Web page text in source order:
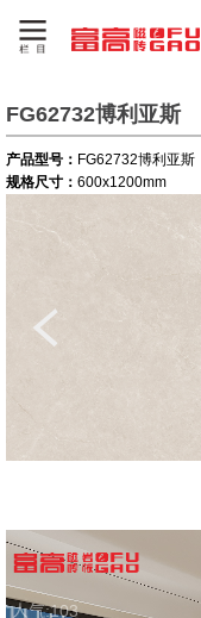
FG62732博利亚斯
产品型号： FG62732博利亚斯
规格尺寸： 600x1200mm